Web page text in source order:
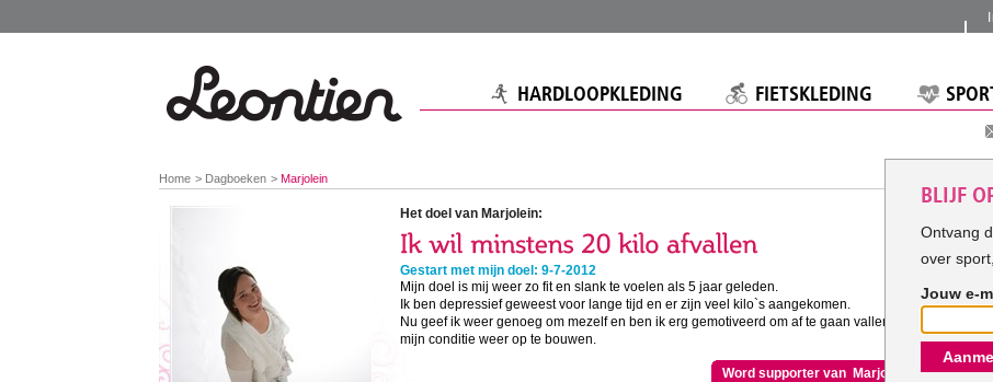
You
are
here:
Home Dagboeken Marjolein
Het doel van Marjolein:
Gestart met mijn doel: 9-7-2012
Mijn doel is mij weer zo fit en slank te voelen als 5 jaar geleden.
Ik ben depressief geweest voor lange tijd en er zijn veel kilo`s aangekomen.
Nu geef ik weer genoeg om mezelf en ben ik erg gemotiveerd om af te gaan vallen en
mijn conditie weer op te bouwen.
Word supporter van Marjolein
HARDLOOPKLEDING FIETSKLEDING
BLIJF
Ontvang
over
Jouw e-